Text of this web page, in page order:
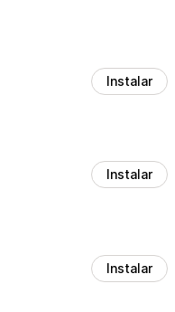
Instalar
Instalar
Instalar